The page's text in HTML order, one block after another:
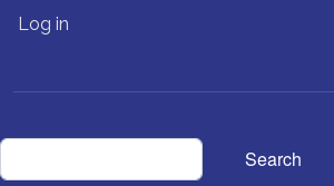
USER ACCOUNT MENU
Log in
Search